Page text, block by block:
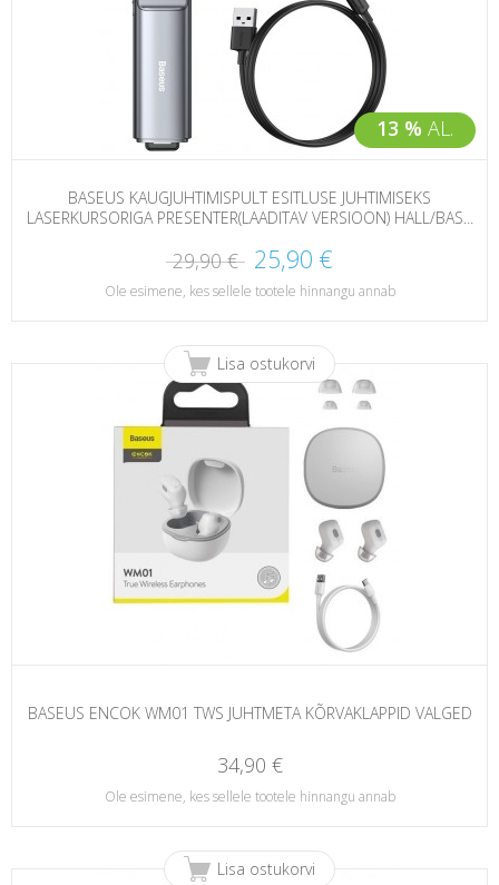
13 % AL.
BASEUS KAUGJUHTIMISPULT ESITLUSE JUHTIMISEKS
LASERKURSORIGA PRESENTER(LAADITAV VERSIOON) HALL/BAS...
29,90 € 25,90 €
Ole esimene, kes sellele tootele hinnangu annab
Lisa ostukorvi
BASEUS ENCOK WM01 TWS JUHTMETA KÕRVAKLAPPID VALGED
34,90 €
Ole esimene, kes sellele tootele hinnangu annab
Lisa ostukorvi